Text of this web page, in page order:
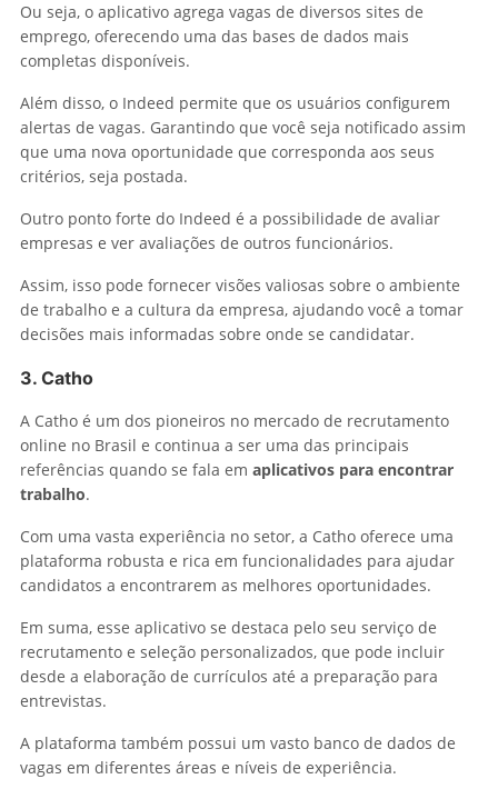
Ou seja, o aplicativo agrega vagas de diversos sites de
emprego, oferecendo uma das bases de dados mais
completas disponíveis.
Além disso, o Indeed permite que os usuários configurem
alertas de vagas. Garantindo que você seja notificado assim
que uma nova oportunidade que corresponda aos seus
critérios, seja postada.
Outro ponto forte do Indeed é a possibilidade de avaliar
empresas e ver avaliações de outros funcionários.
Assim, isso pode fornecer visões valiosas sobre o ambiente
de trabalho e a cultura da empresa, ajudando você a tomar
decisões mais informadas sobre onde se candidatar.
3. Catho
A Catho é um dos pioneiros no mercado de recrutamento
online no Brasil e continua a ser uma das principais
referências quando se fala em aplicativos para encontrar
trabalho.
Com uma vasta experiência no setor, a Catho oferece uma
plataforma robusta e rica em funcionalidades para ajudar
candidatos a encontrarem as melhores oportunidades.
Em suma, esse aplicativo se destaca pelo seu serviço de
recrutamento e seleção personalizados, que pode incluir
desde a elaboração de currículos até a preparação para
entrevistas.
A plataforma também possui um vasto banco de dados de
vagas em diferentes áreas e níveis de experiência.